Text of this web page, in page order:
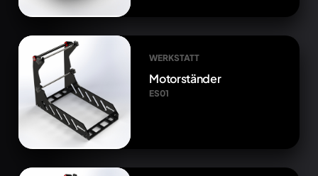
WERKSTATT
Motorständer
ES01